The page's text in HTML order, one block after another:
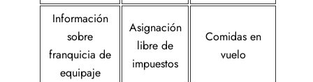
Información
sobre
franquicia de
equipaje
Asignación
libre de
impuestos
Comidas en
vuelo